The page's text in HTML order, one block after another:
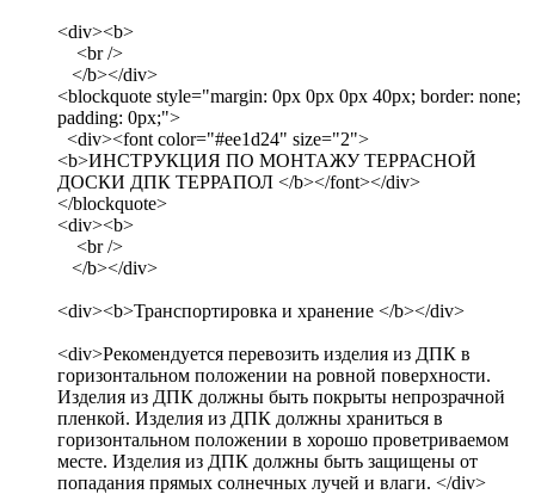
<div><b>
<br />
</b></div>
<blockquote style="margin: 0px 0px 0px 40px; border: none;
padding: 0px;">
<div><font color="#ee1d24" size="2">
<b>ИНСТРУКЦИЯ ПО МОНТАЖУ ТЕРРАСНОЙ
ДОСКИ ДПК ТЕРРАПОЛ </b></font></div>
</blockquote>
<div><b>
<br />
</b></div>
<div><b>Транспортировка и хранение </b></div>
<div>Рекомендуется перевозить изделия из ДПК в
горизонтальном положении на ровной поверхности.
Изделия из ДПК должны быть покрыты непрозрачной
пленкой. Изделия из ДПК должны храниться в
горизонтальном положении в хорошо проветриваемом
месте. Изделия из ДПК должны быть защищены от
попадания прямых солнечных лучей и влаги. </div>